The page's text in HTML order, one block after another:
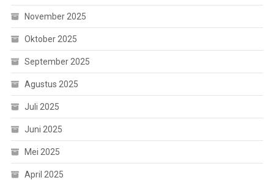
November 2025
Oktober 2025
September 2025
Agustus 2025
Juli 2025
Juni 2025
Mei 2025
April 2025